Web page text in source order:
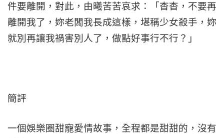
件要離開，對此，由曦苦苦哀求：「杳杳，不要再
離開我了，妳老闆我長成這樣，堪稱少女殺手，妳
就別再讓我禍害別人了，做點好事行不行？」
簡評
一個娛樂圈甜寵愛情故事，全程都是甜甜的，沒有